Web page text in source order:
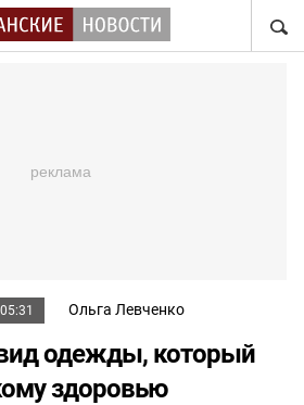
Ольга Левченко
одежды, который
здоровью